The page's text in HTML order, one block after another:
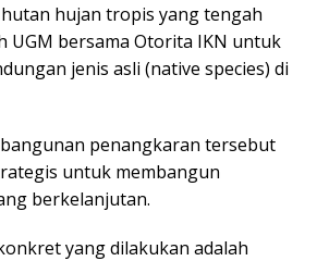
hujan tropis yang tengah
UGM bersama Otorita IKN untuk
jenis asli (native species) di
penangkaran tersebut
untuk membangun
berkelanjutan.
yang dilakukan adalah